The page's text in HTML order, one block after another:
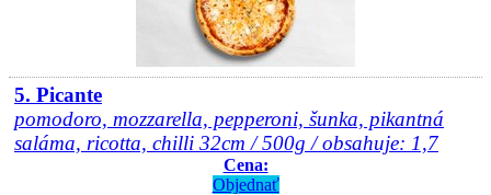
5. Picante
pomodoro, mozzarella, pepperoni, šunka, pikantná
saláma, ricotta, chilli 32cm / 500g / obsahuje: 1,7
Cena:
Objednať